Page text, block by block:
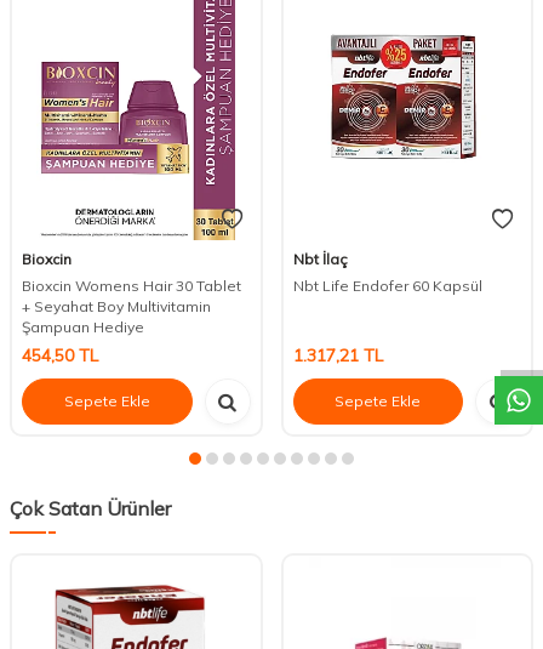
Bioxcin
Bioxcin Womens Hair 30 Tablet
+ Seyahat Boy Multivitamin
Şampuan Hediye
454,50TL
Sepete Ekle
Nbt İlaç
Nbt Life Endofer 60 Kapsül
1.317,21TL
Sepete Ekle
Çok Satan Ürünler